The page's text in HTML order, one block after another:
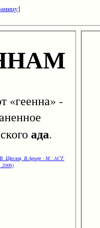
]
-
ада.
Щеглов, В.Арчер - М.: ACT:
2006)